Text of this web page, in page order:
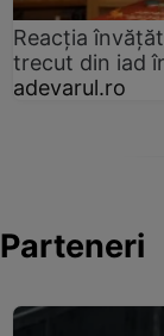
Reacția
trecut din iad
adevarul.ro
Parteneri